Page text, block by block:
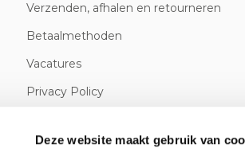
Deze website maakt gebruik van
Verzenden, afhalen en retourneren
Betaalmethoden
Vacatures
Privacy Policy